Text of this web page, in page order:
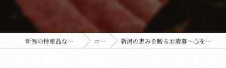
新潟の特産品なら株式会社越季 コラム 新潟の恵みを贈るお歳暮〜心をつなぐ贈り物の選び方〜